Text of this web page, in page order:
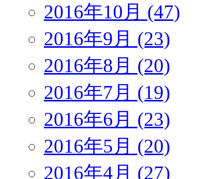
2016年10月 (47)
2016年9月 (23)
2016年8月 (20)
2016年7月 (19)
2016年6月 (23)
2016年5月 (20)
2016年4月 (27)